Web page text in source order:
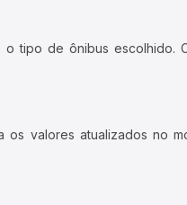
de ônibus escolhido.
valores atualizados no